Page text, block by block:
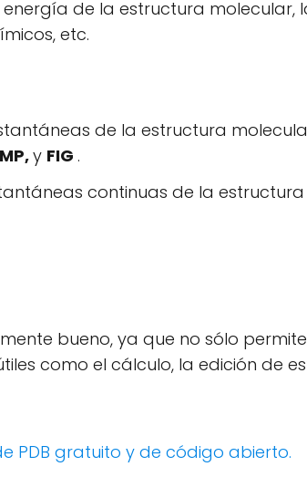
de la estructura molecular,
etc.
de la estructura
y FIG .
continuas de la
bueno, ya que no sólo
como el cálculo, la edición de
PDB gratuito y de código abierto.